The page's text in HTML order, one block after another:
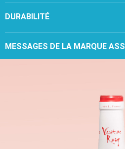
DURABILITÉ
MESSAGES DE LA MARQUE